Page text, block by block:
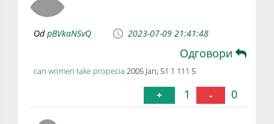
OdpBVkaNSvQ 2023-07-09 21:41:48
Одговори
can women take propecia 2005 Jan; 51 1 111 5
+ 1 - 0